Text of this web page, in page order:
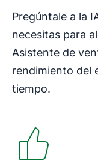
Pregúntale a la
necesitas para
Asistente de
rendimiento del
tiempo.